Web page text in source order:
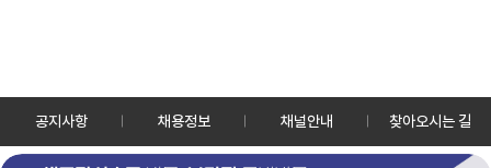
공지사항 채용정보 채널안내 찾아오시는 길